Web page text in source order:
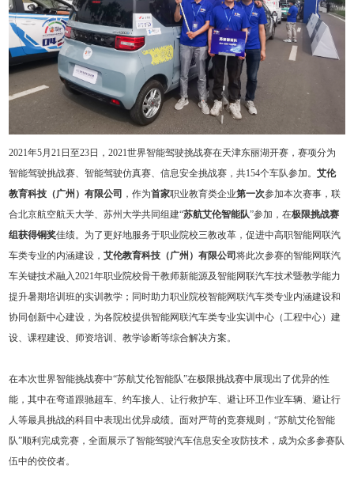
2021年5月21日至23日，2021世界智能驾驶挑战赛在天津东丽湖开赛，赛项分为
智能驾驶挑战赛、智能驾驶仿真赛、信息安全挑战赛，共154个车队参加。艾伦
教育科技（广州）有限公司 ，作为首家职业教育类企业第一次参加本次赛事，联
合北京航空航天大学、苏州大学共同组建“苏航艾伦智能队”参加，在极限挑战赛
组获得铜奖佳绩。为了更好地服务于职业院校三教改革，促进中高职智能网联汽
车类专业的内涵建设，艾伦教育科技（广州）有限公司将此次参赛的智能网联汽
车关键技术融入2021年职业院校骨干教师新能源及智能网联汽车技术暨教学能力
提升暑期培训班的实训教学；同时助力职业院校智能网联汽车类专业内涵建设和
协同创新中心建设，为各院校提供智能网联汽车类专业实训中心（工程中心）建
设、课程建设、师资培训、教学诊断等综合解决方案。
在本次世界智能挑战赛中“苏航艾伦智能队”在极限挑战赛中展现出了优异的性
能，其中在弯道跟驰超车、约车接人、让行救护车、避让环卫作业车辆、避让行
人等最具挑战的科目中表现出优异成绩。面对严苛的竞赛规则，“苏航艾伦智能
队”顺利完成竞赛，全面展示了智能驾驶汽车信息安全攻防技术，成为众多参赛队
伍中的佼佼者。